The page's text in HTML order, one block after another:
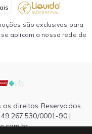
são exclusivos para
aplicam a nossa rede de
direitos Reservados.
49.267.530/0001-90 |